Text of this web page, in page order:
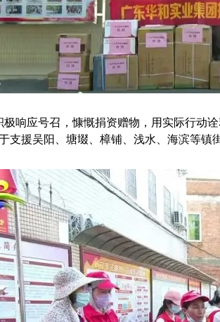
应号召，慷慨捐资赠物，用实际行动诠
支援吴阳、塘㙍、樟铺、浅水、海滨等镇